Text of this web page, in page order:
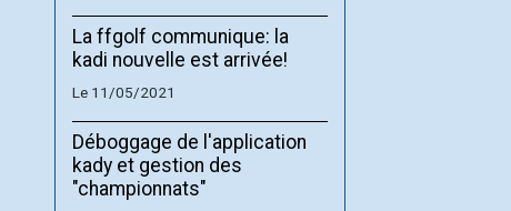
La ffgolf communique: la
kadi nouvelle est arrivée!
Le 11/05/2021
Déboggage de l'application
kady et gestion des
"championnats"